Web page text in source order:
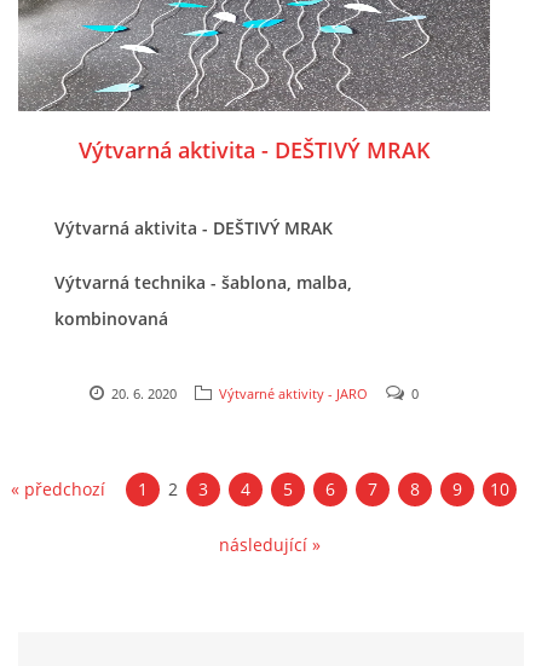
VĚDOMÁ VÝCHOVA
MOJE TVORBA POHÁDEK PRO DĚTI
© 2026 eStránky.cz
Výtvarná aktivita - DEŠTIVÝ MRAK
Výtvarná aktivita - DEŠTIVÝ MRAK
Výtvarná technika - šablona, malba,
kombinovaná
20. 6. 2020 Výtvarné aktivity - JARO 0
« předchozí 1 2 3 4 5 6 7 8 9 10
následující »